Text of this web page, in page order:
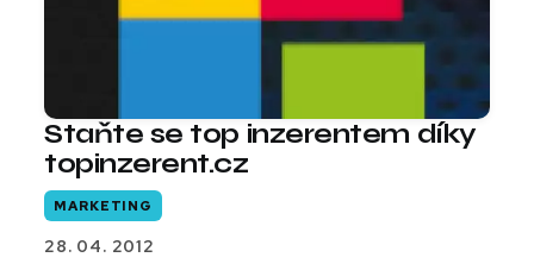
Staňte se top inzerentem díky
topinzerent.cz
MARKETING
28. 04. 2012